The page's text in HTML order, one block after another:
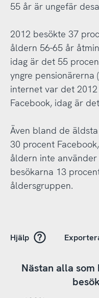
55 år är ungefär
2012 besökte 37
åldern 56-65 år
idag är det 55
yngre pensionärerna
internet var det
Facebook, idag är
Även bland de
30 procent
åldern inte
besökarna 13
åldersgruppen.
Hjälp
Nästan alla